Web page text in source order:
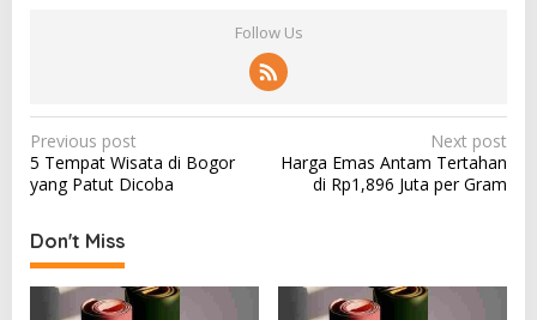
Follow Us
P
o
s
t
n
Previous post
5 Tempat Wisata di Bogor
yang Patut Dicoba
Next post
Harga Emas Antam Tertahan
di Rp1,896 Juta per Gram
Don't Miss